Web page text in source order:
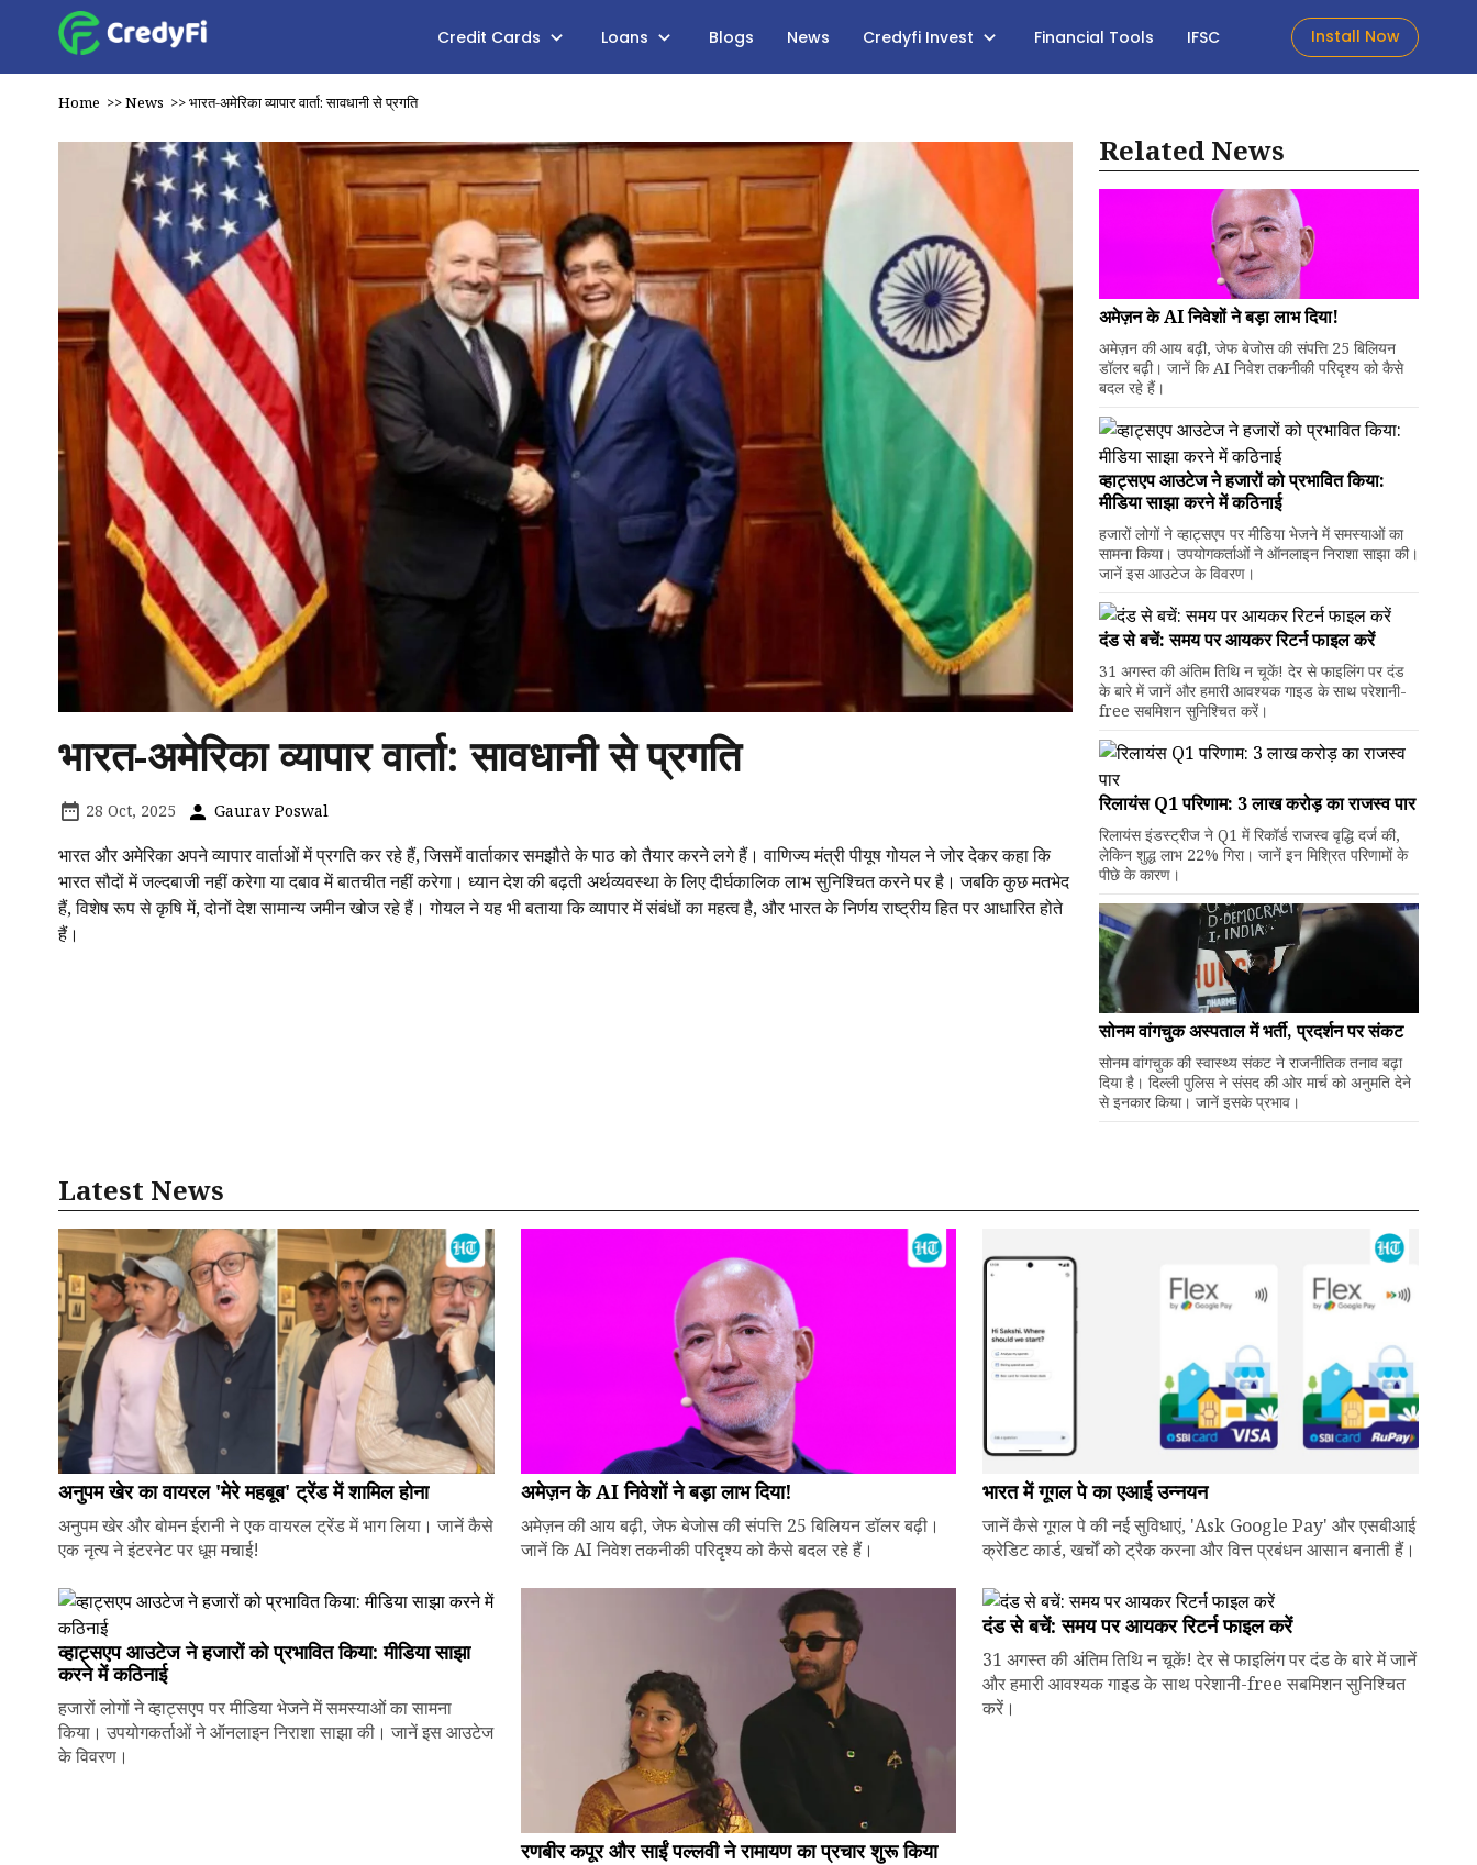
Credit Cards Loans Blogs News Credyfi Invest Financial Tools IFSC Install Now
Home >>News >>भारत-अमेरिका व्यापार वार्ता: सावधानी से प्रगति
भारत-अमेरिका व्यापार वार्ता: सावधानी से प्रगति
28 Oct, 2025 Gaurav Poswal
भारत और अमेरिका अपने व्यापार वार्ताओं में प्रगति कर रहे हैं, जिसमें वार्ताकार समझौते के पाठ को तैयार करने लगे हैं। वाणिज्य मंत्री पीयूष गोयल ने जोर देकर कहा कि
भारत सौदों में जल्दबाजी नहीं करेगा या दबाव में बातचीत नहीं करेगा। ध्यान देश की बढ़ती अर्थव्यवस्था के लिए दीर्घकालिक लाभ सुनिश्चित करने पर है। जबकि कुछ मतभेद
हैं, विशेष रूप से कृषि में, दोनों देश सामान्य जमीन खोज रहे हैं। गोयल ने यह भी बताया कि व्यापार में संबंधों का महत्व है, और भारत के निर्णय राष्ट्रीय हित पर आधारित होते
हैं।
Related News
अमेज़न के AI निवेशों ने बड़ा लाभ दिया!
अमेज़न की आय बढ़ी, जेफ बेजोस की संपत्ति 25 बिलियन
डॉलर बढ़ी। जानें कि AI निवेश तकनीकी परिदृश्य को कैसे
बदल रहे हैं।
व्हाट्सएप आउटेज ने हजारों को प्रभावित किया:
मीडिया साझा करने में कठिनाई
हजारों लोगों ने व्हाट्सएप पर मीडिया भेजने में समस्याओं का
सामना किया। उपयोगकर्ताओं ने ऑनलाइन निराशा साझा की।
जानें इस आउटेज के विवरण।
दंड से बचें: समय पर आयकर रिटर्न फाइल करें
31 अगस्त की अंतिम तिथि न चूकें! देर से फाइलिंग पर दंड
के बारे में जानें और हमारी आवश्यक गाइड के साथ परेशानी-
free सबमिशन सुनिश्चित करें।
रिलायंस Q1 परिणाम: ₹3 लाख करोड़ का राजस्व पार
रिलायंस इंडस्ट्रीज ने Q1 में रिकॉर्ड राजस्व वृद्धि दर्ज की,
लेकिन शुद्ध लाभ 22% गिरा। जानें इन मिश्रित परिणामों के
पीछे के कारण।
सोनम वांगचुक अस्पताल में भर्ती, प्रदर्शन पर संकट
सोनम वांगचुक की स्वास्थ्य संकट ने राजनीतिक तनाव बढ़ा
दिया है। दिल्ली पुलिस ने संसद की ओर मार्च को अनुमति देने
से इनकार किया। जानें इसके प्रभाव।
Latest News
अनुपम खेर का वायरल 'मेरे महबूब' ट्रेंड में शामिल होना
अनुपम खेर और बोमन ईरानी ने एक वायरल ट्रेंड में भाग लिया। जानें कैसे
एक नृत्य ने इंटरनेट पर धूम मचाई!
अमेज़न के AI निवेशों ने बड़ा लाभ दिया!
अमेज़न की आय बढ़ी, जेफ बेजोस की संपत्ति 25 बिलियन डॉलर बढ़ी।
जानें कि AI निवेश तकनीकी परिदृश्य को कैसे बदल रहे हैं।
भारत में गूगल पे का एआई उन्नयन
जानें कैसे गूगल पे की नई सुविधाएं, 'Ask Google Pay' और एसबीआई
क्रेडिट कार्ड, खर्चों को ट्रैक करना और वित्त प्रबंधन आसान बनाती हैं।
व्हाट्सएप आउटेज ने हजारों को प्रभावित किया: मीडिया साझा
करने में कठिनाई
हजारों लोगों ने व्हाट्सएप पर मीडिया भेजने में समस्याओं का सामना
किया। उपयोगकर्ताओं ने ऑनलाइन निराशा साझा की। जानें इस आउटेज
के विवरण।
रणबीर कपूर और साईं पल्लवी ने रामायण का प्रचार शुरू किया
दंड से बचें: समय पर आयकर रिटर्न फाइल करें
31 अगस्त की अंतिम तिथि न चूकें! देर से फाइलिंग पर दंड के बारे में जानें
और हमारी आवश्यक गाइड के साथ परेशानी-free सबमिशन सुनिश्चित
करें।